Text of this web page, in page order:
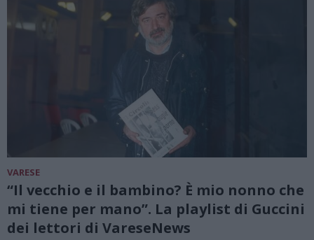
VARESE
“Il vecchio e il bambino? È mio nonno che
mi tiene per mano”. La playlist di Guccini
dei lettori di VareseNews